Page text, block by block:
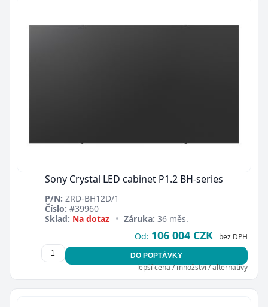
Sony Crystal LED cabinet P1.2 BH-series
P/N: ZRD-BH12D/1
Číslo: #39960
Sklad: Na dotaz • Záruka: 36 měs.
Od: 106 004 CZK bez DPH
DO POPTÁVKY
lepší cena / množství / alternativy